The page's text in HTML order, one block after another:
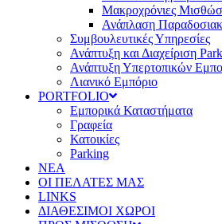
Μακροχρόνιες
Ανάπλαση
Συμβουλευτικές Υπηρεσίες
Ανάπτυξη και Διαχείριση
Ανάπτυξη Υπερτοπικών
Λιανικό Εμπόριο
PORTFOLIO
Εμπορικά Καταστήματα
Γραφεία
Κατοικίες
Parking
ΝΕΑ
ΟΙ ΠΕΛΑΤΕΣ ΜΑΣ
LINKS
ΔΙΑΘΕΣΙΜΟΙ ΧΩΡΟΙ